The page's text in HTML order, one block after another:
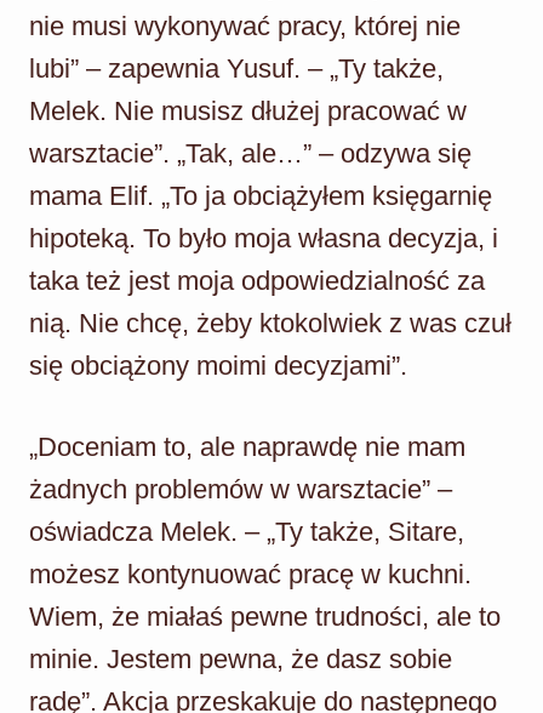
nie musi wykonywać pracy, której nie
lubi” – zapewnia Yusuf. – „Ty także,
Melek. Nie musisz dłużej pracować w
warsztacie”. „Tak, ale…” – odzywa się
mama Elif. „To ja obciążyłem księgarnię
hipoteką. To było moja własna decyzja, i
taka też jest moja odpowiedzialność za
nią. Nie chcę, żeby ktokolwiek z was czuł
się obciążony moimi decyzjami”.
„Doceniam to, ale naprawdę nie mam
żadnych problemów w warsztacie” –
oświadcza Melek. – „Ty także, Sitare,
możesz kontynuować pracę w kuchni.
Wiem, że miałaś pewne trudności, ale to
minie. Jestem pewna, że dasz sobie
radę”. Akcja przeskakuje do następnego